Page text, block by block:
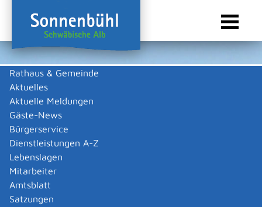
Rathaus & Gemeinde
Aktuelles
Aktuelle Meldungen
Gäste-News
Bürgerservice
Dienstleistungen A-Z
Lebenslagen
Mitarbeiter
Amtsblatt
Satzungen
Sie sind hier:
Gewerbeliste
Aicomp Consulting GmbH
Beschreibung